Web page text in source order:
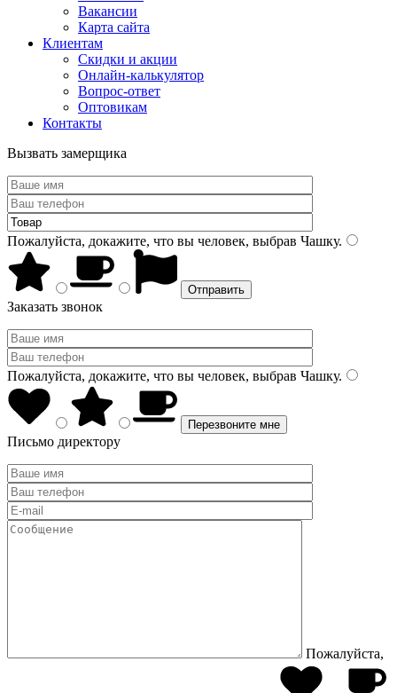
Вакансии
Карта сайта
Клиентам
Скидки и акции
Онлайн-калькулятор
Вопрос-ответ
Оптовикам
Контакты
Вызвать замерщика
Пожалуйста, докажите, что вы человек, выбрав Чашку.
Заказать звонок
Пожалуйста, докажите, что вы человек, выбрав Чашку.
Письмо директору
Пожалуйста,